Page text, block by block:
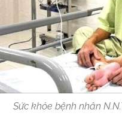
Sức khỏe bệnh nhân